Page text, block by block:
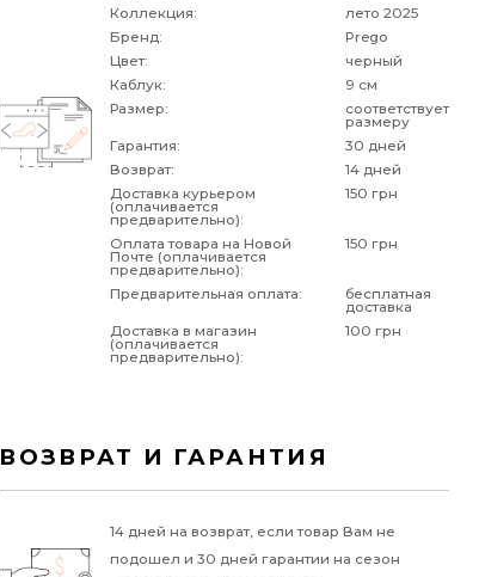
Коллекция:
лето 2025
Бренд:
Prego
Цвет:
черный
Каблук:
9 см
Размер:
соответствует
размеру
Гарантия:
30 дней
Возврат:
14 дней
Доставка курьером
(оплачивается
предварительно):
150 грн
Оплата товара на Новой
Почте (оплачивается
предварительно):
150 грн
Предварительная оплата: бесплатная
доставка
Доставка в магазин
(оплачивается
предварительно):
100 грн
ВОЗВРАТ И ГАРАНТИЯ
14 дней на возврат, если товар Вам не
подошел и 30 дней гарантии на сезон